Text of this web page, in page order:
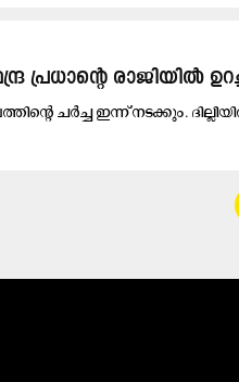
പ്രധാന്‍റെ രാജിയിൽ
ചർച്ച ഇന്ന് നടക്കും.